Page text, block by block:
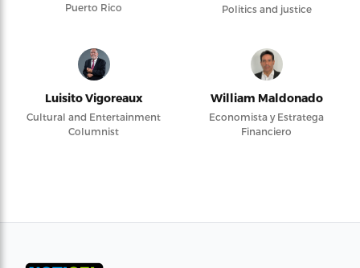
Puerto Rico
Politics and justice
Luisito Vigoreaux
Cultural and Entertainment
Columnist
William Maldonado
Economista y Estratega
Financiero